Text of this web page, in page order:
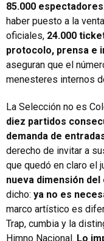
85.000 espectadores
haber puesto a la venta
oficiales, 24.000
protocolo, prensa e
aseguran que el
menesteres internos
La Selección no es
diez partidos
demanda de
derecho de invitar a
que quedó en claro el
nueva dimensión
dicho: ya no es
marco artístico es
Trap, cumbia y la
Himno Nacional. Lo